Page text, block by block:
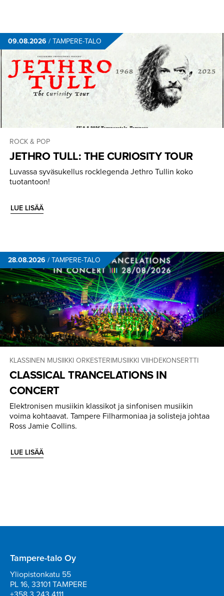
09.08.2026 /TAMPERE-TALO
ROCK & POP
JETHRO TULL: THE CURIOSITY TOUR
Luvassa syväsukellus rocklegenda Jethro Tullin koko
tuotantoon!
LUE LISÄÄ
28.08.2026 /TAMPERE-TALO
KLASSINEN MUSIIKKIORKESTERIMUSIIKKIVIIHDEKONSERTTI
CLASSICAL TRANCELA­TIONS IN
CONCERT
Elektronisen musiikin klassikot ja sinfonisen musiikin
voima kohtaavat. Tampere Filharmoniaa ja solisteja johtaa
Ross Jamie Collins.
LUE LISÄÄ
Tampere-talo Oy
Yliopistonkatu 55
PL 16, 33101 TAMPERE